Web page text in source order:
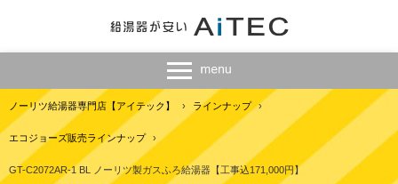
ノーリツ給湯器専門店【アイテック】 › ラインナップ ›
エコジョーズ販売ラインナップ ›
GT-C2072AR-1 BL ノーリツ製ガスふろ給湯器【工事込171,000円】